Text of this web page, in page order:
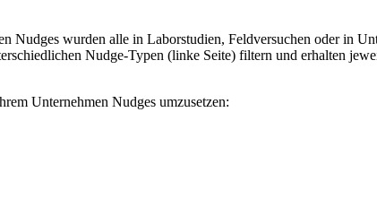
Nudges wurden alle in Laborstudien, Feldversuchen oder in
Nudge-Typen (linke Seite) filtern und erhalten
Unternehmen Nudges umzusetzen: